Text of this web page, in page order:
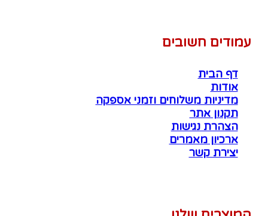
עמודים חשובים
דף הבית
אודות
מדיניות משלוחים וזמני אספקה
תקנון אתר
הצהרת נגישות
ארכיון מאמרים
יצירת קשר